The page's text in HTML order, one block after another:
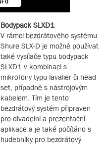
Bodypack SLXD1
V rámci bezdrátového systému
Shure SLX-D je možné používat
také vysílače typu bodypack
SLXD1 v kombinaci s
mikrofony typu lavalier či head
set, případně s nástrojovým
kabelem. Tím je tento
bezdrátový systém připraven
pro divadelní a prezentační
aplikace a je také počítáno s
hudebníky pro bezdrátový